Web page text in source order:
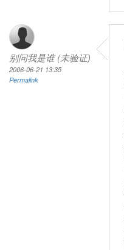
别问我是谁 (未验证)
2006-06-21 13:35
Permalink